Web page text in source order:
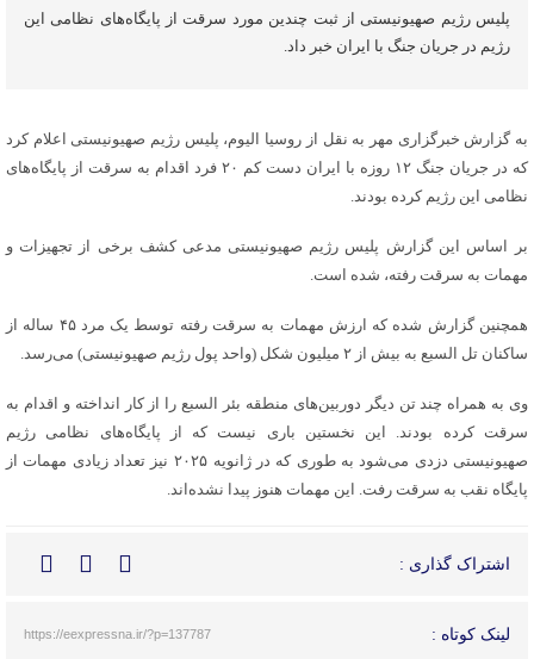
پلیس رژیم صهیونیستی از ثبت چندین مورد سرقت از پایگاه‌های نظامی این
رژیم در جریان جنگ با ایران خبر داد.
به گزارش خبرگزاری مهر به نقل از روسیا الیوم، پلیس رژیم صهیونیستی اعلام کرد
که در جریان جنگ ۱۲ روزه با ایران
دست کم ۲۰ فرد اقدام به سرقت از پایگاه‌های
نظامی این رژیم کرده بودند.
بر اساس این گزارش پلیس رژیم صهیونیستی مدعی کشف برخی از تجهیزات و
مهمات به سرقت رفته، شده است.
همچنین گزارش شده که ارزش مهمات به سرقت
رفته توسط یک مرد ۴۵ ساله از
ساکنان تل السبع به بیش از ۲ میلیون شکل (واحد پول رژیم صهیونیستی) می‌رسد.
وی به همراه چند تن دیگر دوربین‌های منطقه بئر السبعرا از کار انداخته و اقدام به
سرقتکرده بودند. این نخستین باری نیست که از پایگاه‌های نظامی رژیم
صهیونیستی دزدی می‌شود به طوری که در ژانویه ۲۰۲۵ نیزتعداد زیادی مهمات از
پایگاه نقب به سرقت رفت. این مهمات هنوز پیدا نشده‌اند.
اشتراک گذاری :
لینک کوتاه : https://eexpressna.ir/?p=137787